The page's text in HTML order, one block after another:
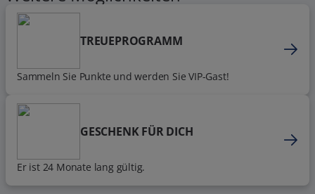
TREUEPROGRAMM
Sammeln Sie Punkte und werden Sie VIP-Gast!
GESCHENK FÜR DICH
Er ist 24 Monate lang gültig.